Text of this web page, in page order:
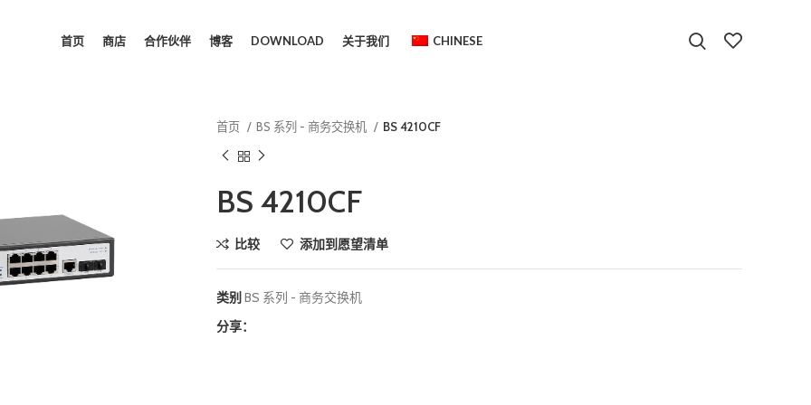
首页 商店 合作伙伴 博客 DOWNLOAD 关于我们 CHINESE
首页 BS 系列 - 商务交换机 BS 4210CF
BS 4210CF
比较 添加到愿望清单
类别 BS 系列 - 商务交换机
分享：